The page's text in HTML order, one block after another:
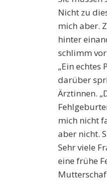
Nicht zu
mich aber.
hinter
schlimm
„Ein echtes
darüber
Ärztinnen.
mich nicht
aber nicht.
Sehr viele
eine frühe